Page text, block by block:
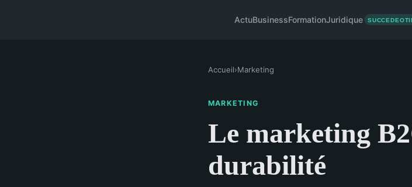
ActuBusinessFormationJuridique
Accueil›Marketing
MARKETING
Le marketing
durabilité